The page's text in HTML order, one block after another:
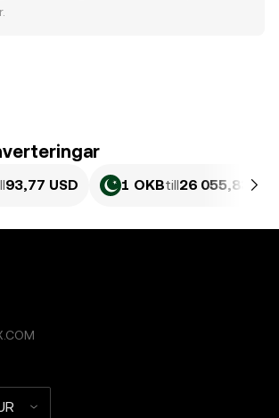
93,77 USD 1 OKBtill26 055,83